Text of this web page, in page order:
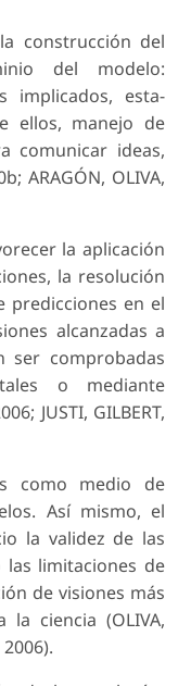
construcción del
del modelo:
implicados, esta­
ellos, manejo de
comunicar ideas,
ARAGÓN, OLIVA,
la apli­cación
la resolución
predicciones en el
alcanzadas a
ser comprobadas
o mediante
JUSTI, GILBERT,
como medio de
Así mismo, el
la validez de las
las limi­taciones de
de visiones más
ciencia (OLIVA,
2006).